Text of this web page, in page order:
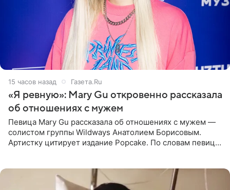
15 часов назад Газета.Ru
«Я ревную»: Mary Gu откровенно рассказала
об отношениях с мужем
Певица Mary Gu рассказала об отношениях с мужем —
солистом группы Wildways Анатолием Борисовым.
Артистку цитирует издание Popcake. По словам певицы,